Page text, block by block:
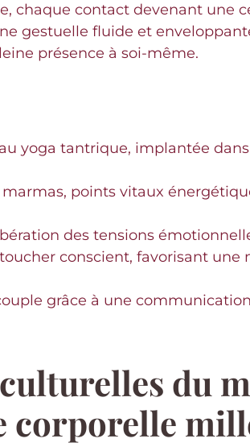
chaque contact devenant une
gestuelle fluide et
présence à soi-même.
yoga tantrique, implantée
marmas, points vitaux
des tensions
conscient, favorisant une
grâce à une
du
corporelle